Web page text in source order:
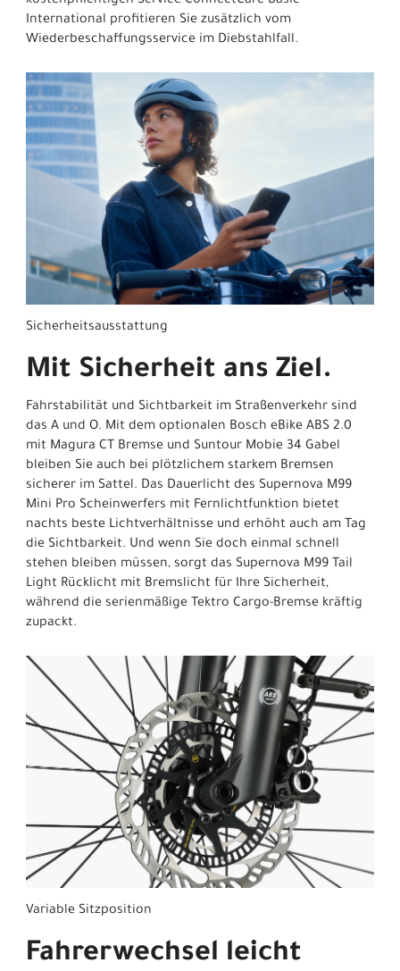
International profitieren Sie zusätzlich vom
Wiederbeschaffungsservice im Diebstahlfall.
Sicherheitsausstattung
Mit Sicherheit ans Ziel.
Fahrstabilität und Sichtbarkeit im Straßenverkehr sind
das A und O. Mit dem optionalen Bosch eBike ABS 2.0
mit Magura CT Bremse und Suntour Mobie 34 Gabel
bleiben Sie auch bei plötzlichem starkem Bremsen
sicherer im Sattel. Das Dauerlicht des Supernova M99
Mini Pro Scheinwerfers mit Fernlichtfunktion bietet
nachts beste Lichtverhältnisse und erhöht auch am Tag
die Sichtbarkeit. Und wenn Sie doch einmal schnell
stehen bleiben müssen, sorgt das Supernova M99 Tail
Light Rücklicht mit Bremslicht für Ihre Sicherheit,
während die serienmäßige Tektro Cargo-Bremse kräftig
zupackt.
Variable Sitzposition
Fahrerwechsel leicht